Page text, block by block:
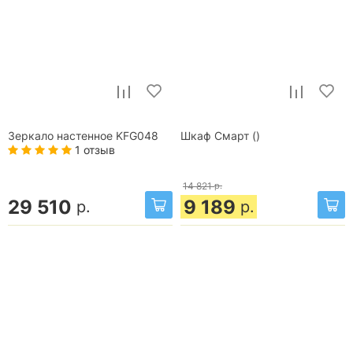
Зеркало настенное KFG048
1 отзыв
29 510 р.
Шкаф Смарт ()
14 821 р.
9 189 р.